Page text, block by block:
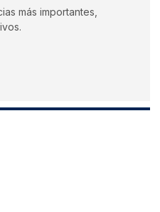
más importantes,